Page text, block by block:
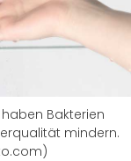
Bakterien
mindern.